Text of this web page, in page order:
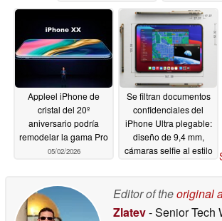
05/02/
Appleel iPhone de
cristal del 20º
aniversario podría
remodelar la gama Pro
05/02/2026
Se filtran documentos
confidenciales del
iPhone Ultra plegable:
diseño de 9,4 mm,
cámaras selfie al estilo
Editor of theoriginal
Zlatev- Senior Tech